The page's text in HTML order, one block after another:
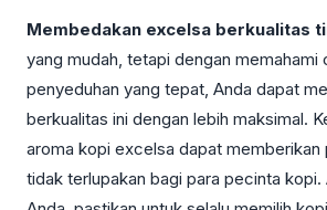
Membedakan excelsa berkualitas
yang mudah, tetapi dengan memahami
penyeduhan yang tepat, Anda dapat
berkualitas ini dengan lebih maksimal.
aroma kopi excelsa dapat memberikan
tidak terlupakan bagi para pecinta kopi.